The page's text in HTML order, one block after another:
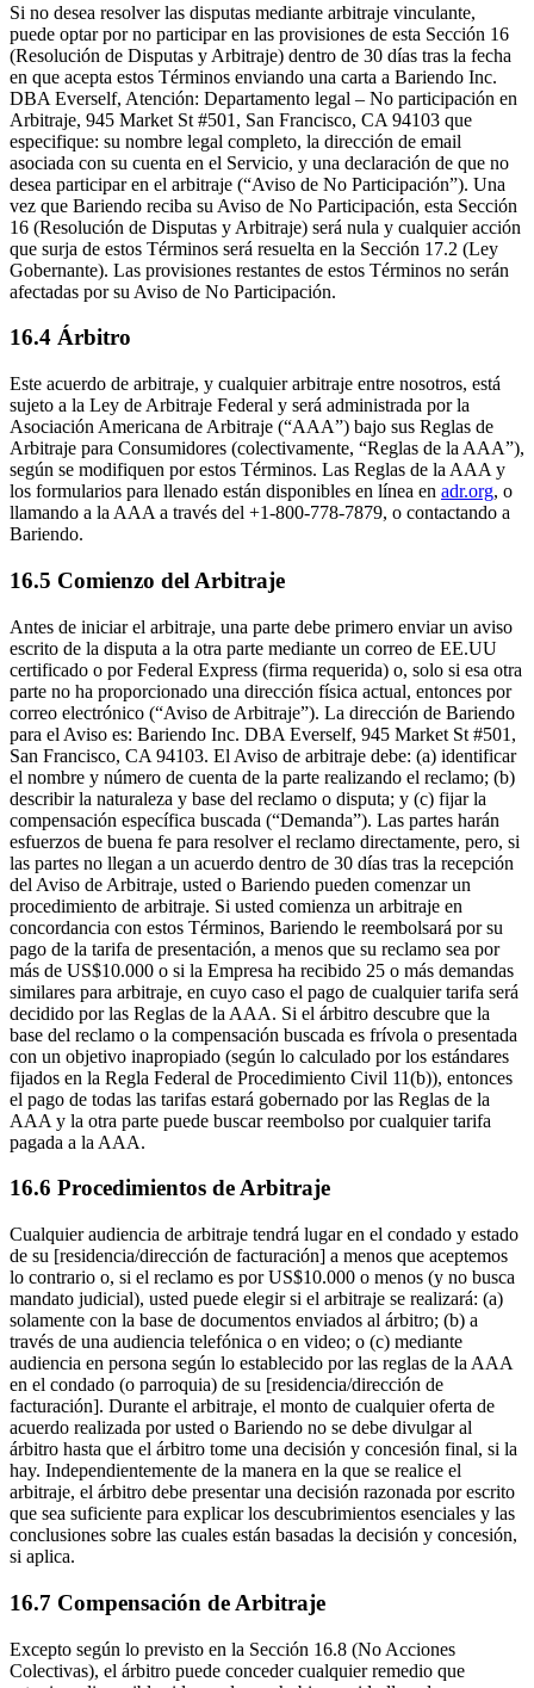
Si no desea resolver las disputas mediante arbitraje vinculante,
puede optar por no participar en las provisiones de esta Sección 16
(Resolución de Disputas y Arbitraje) dentro de 30 días tras la fecha
en que acepta estos Términos enviando una carta a Bariendo Inc.
DBA Everself, Atención: Departamento legal – No participación en
Arbitraje, 945 Market St #501, San Francisco, CA 94103 que
especifique: su nombre legal completo, la dirección de email
asociada con su cuenta en el Servicio, y una declaración de que no
desea participar en el arbitraje (“Aviso de No Participación”). Una
vez que Bariendo reciba su Aviso de No Participación, esta Sección
16 (Resolución de Disputas y Arbitraje) será nula y cualquier acción
que surja de estos Términos será resuelta en la Sección 17.2 (Ley
Gobernante). Las provisiones restantes de estos Términos no serán
afectadas por su Aviso de No Participación.
16.4 Árbitro
Este acuerdo de arbitraje, y cualquier arbitraje entre nosotros, está
sujeto a la Ley de Arbitraje Federal y será administrada por la
Asociación Americana de Arbitraje (“AAA”) bajo sus Reglas de
Arbitraje para Consumidores (colectivamente, “Reglas de la AAA”),
según se modifiquen por estos Términos. Las Reglas de la AAA y
los formularios para llenado están disponibles en línea en adr.org, o
llamando a la AAA a través del +1-800-778-7879, o contactando a
Bariendo.
16.5 Comienzo del Arbitraje
Antes de iniciar el arbitraje, una parte debe primero enviar un aviso
escrito de la disputa a la otra parte mediante un correo de EE.UU
certificado o por Federal Express (firma requerida) o, solo si esa otra
parte no ha proporcionado una dirección física actual, entonces por
correo electrónico (“Aviso de Arbitraje”). La dirección de Bariendo
para el Aviso es: Bariendo Inc. DBA Everself, 945 Market St #501,
San Francisco, CA 94103. El Aviso de arbitraje debe: (a) identificar
el nombre y número de cuenta de la parte realizando el reclamo; (b)
describir la naturaleza y base del reclamo o disputa; y (c) fijar la
compensación específica buscada (“Demanda”). Las partes harán
esfuerzos de buena fe para resolver el reclamo directamente, pero, si
las partes no llegan a un acuerdo dentro de 30 días tras la recepción
del Aviso de Arbitraje, usted o Bariendo pueden comenzar un
procedimiento de arbitraje. Si usted comienza un arbitraje en
concordancia con estos Términos, Bariendo le reembolsará por su
pago de la tarifa de presentación, a menos que su reclamo sea por
más de US$10.000 o si la Empresa ha recibido 25 o más demandas
similares para arbitraje, en cuyo caso el pago de cualquier tarifa será
decidido por las Reglas de la AAA. Si el árbitro descubre que la
base del reclamo o la compensación buscada es frívola o presentada
con un objetivo inapropiado (según lo calculado por los estándares
fijados en la Regla Federal de Procedimiento Civil 11(b)), entonces
el pago de todas las tarifas estará gobernado por las Reglas de la
AAA y la otra parte puede buscar reembolso por cualquier tarifa
pagada a la AAA.
16.6 Procedimientos de Arbitraje
Cualquier audiencia de arbitraje tendrá lugar en el condado y estado
de su [residencia/dirección de facturación] a menos que aceptemos
lo contrario o, si el reclamo es por US$10.000 o menos (y no busca
mandato judicial), usted puede elegir si el arbitraje se realizará: (a)
solamente con la base de documentos enviados al árbitro; (b) a
través de una audiencia telefónica o en video; o (c) mediante
audiencia en persona según lo establecido por las reglas de la AAA
en el condado (o parroquia) de su [residencia/dirección de
facturación]. Durante el arbitraje, el monto de cualquier oferta de
acuerdo realizada por usted o Bariendo no se debe divulgar al
árbitro hasta que el árbitro tome una decisión y concesión final, si la
hay. Independientemente de la manera en la que se realice el
arbitraje, el árbitro debe presentar una decisión razonada por escrito
que sea suficiente para explicar los descubrimientos esenciales y las
conclusiones sobre las cuales están basadas la decisión y concesión,
si aplica.
16.7 Compensación de Arbitraje
Excepto según lo previsto en la Sección 16.8 (No Acciones
Colectivas), el árbitro puede conceder cualquier remedio que